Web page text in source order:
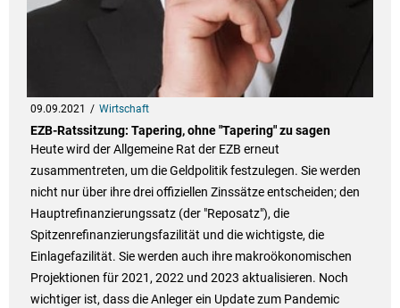
09.09.2021 Wirtschaft
EZB-Ratssitzung: Tapering, ohne "Tapering" zu sagen
Heute wird der Allgemeine Rat der EZB erneut
zusammentreten, um die Geldpolitik festzulegen. Sie werden
nicht nur über ihre drei offiziellen Zinssätze entscheiden; den
Hauptrefinanzierungssatz (der "Reposatz"), die
Spitzenrefinanzierungsfazilität und die wichtigste, die
Einlagefazilität. Sie werden auch ihre makroökonomischen
Projektionen für 2021, 2022 und 2023 aktualisieren. Noch
wichtiger ist, dass die Anleger ein Update zum Pandemic